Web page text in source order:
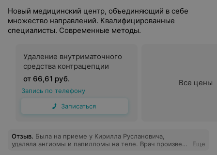
Новый медицинский центр, объединяющий в себе
множество направлений. Квалифицированные
специалисты. Современные методы.
Удаление внутриматочного
средства контрацепции
от 66,61 руб.
Запись по телефону
Записаться
Все цены
Отзыв. Была на приеме у Кирилла Руслановича,
удаляла ангиомы и папилломы на теле. Врач произвел
Еще